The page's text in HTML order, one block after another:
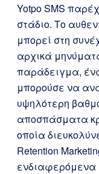
Yotpo SMS
στάδιο. Το
μπορεί στη
αρχικά
παράδειγμα,
μπορούσε να
υψηλότερη
αποσπάσματα
οποία
Retention